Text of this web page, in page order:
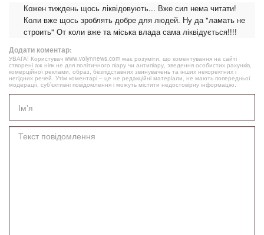
Кожен тиждень щось ліквідовують... Вже сил нема читати!
Коли вже щось зроблять добре для людей. Ну да "ламать не
строить" От коли вже та міська влада сама ліквідується!!!!
Додати коментар:
УВАГА! Користувач www.volynnews.com має розуміти, що коментування на сайті
створені аж ніяк не для політичного піару чи антипіару, зведення особистих рахунків,
комерційної реклами, образ, безпідставних звинувачень та інших некоректних і
негідних речей. Утім коментарі – це не редакційні матеріали, не мають попередньої
модерації, суб’єктивні повідомлення і можуть містити недостовірну інформацію.